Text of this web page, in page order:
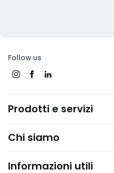
Follow us
Prodotti e servizi
Chi siamo
Informazioni utili